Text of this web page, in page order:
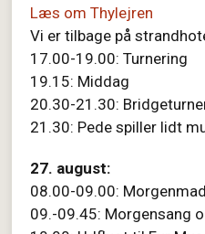
Læs om Thylejren
Vi er tilbage på
17.00-19.00: Turnering
19.15: Middag
20.30-21.30:
21.30: Pede spiller lidt
27. august:
08.00-09.00: Morgenmad
09.-09.45: Morgensang